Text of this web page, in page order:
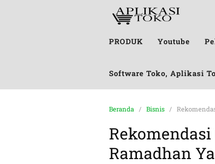
PRODUK Youtube
Software Toko, Aplikasi
Beranda Bisnis
Ramadhan